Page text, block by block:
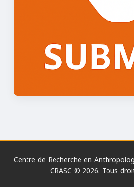
Centre de Recherche en
CRASC © 2026. Tous